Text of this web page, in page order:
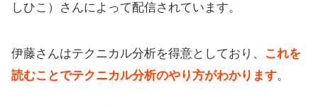
しひこ）さんによって配信されています。
伊藤さんはテクニカル分析を得意としており、
これを
読むことでテクニカル分析のやり方がわかります。